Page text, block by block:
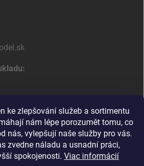
ke zlepšování služeb a sortimentu
nám lépe porozumět tomu, co
nás, vylepšují naše služby pro vás.
zvedne náladu a usnadní práci,
spokojenosti. Viac informácií